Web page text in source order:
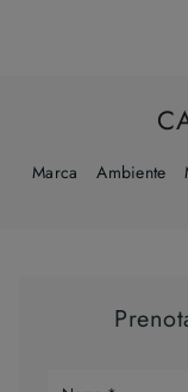
Marca Ambiente